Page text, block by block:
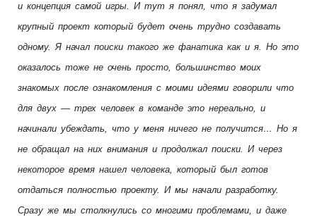
и концепция самой игры. И тут я понял, что я задумал
крупный проект который будет очень трудно создавать
одному. Я начал поиски такого же фанатика как и я. Но это
оказалось тоже не очень просто, большинство моих
знакомых после ознакомления с моими идеями говорили что
для двух — трех человек в команде это нереально, и
начинали убеждать, что у меня ничего не получится… Но я
не обращал на них внимания и продолжал поиски. И через
некоторое время нашел человека, который был готов
отдаться полностью проекту. И мы начали разработку.
Сразу же мы столкнулись со многими проблемами, и даже